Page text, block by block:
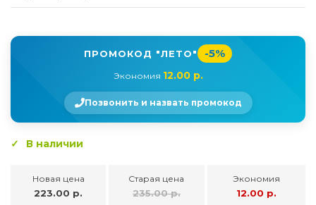
ПРОМОКОД "ЛЕТО" -5%
Экономия 12.00 р.
Позвонить и назвать промокод
В наличии
Новая цена
223.00 р.
Старая цена
235.00 р.
Экономия
12.00 р.